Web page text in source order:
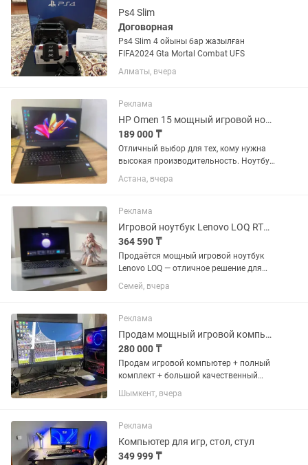
современных...
Ps4 Slim
Договорная
Ps4 Slim 4 ойыны бар жазылған
FIFA2024 Gta Mortal Combat UFS
Алматы, вчера
Реклама
HP Omen 15 мощный игровой ноутбук для игр, работы и профессиональных
189 000 ₸
Отличный выбор для тех, кому нужна
высокая производительность. Ноутбук
легко справляется с современными
играми, монтажом видео,
программами. Полностью обслужен и
готов...
Астана, вчера
Реклама
Игровой ноутбук Lenovo LOQ RTX 4050 i5 12th Gen 144 Гц
364 590 ₸
Продаётся мощный игровой ноутбук
Lenovo LOQ — отличное решение для
современных игр, работы и учёбы.
-Состояние почти новый. -Есть
Семей, вчера
Реклама
Продам мощный игровой компьютер
280 000 ₸
Продам игровой компьютер + полный
комплект + большой качественный
монитор! Состояние – как новый,
использовался бережно, работает
для...
Шымкент, вчера
Реклама
Компьютер для игр, стол, стул
349 999 ₸